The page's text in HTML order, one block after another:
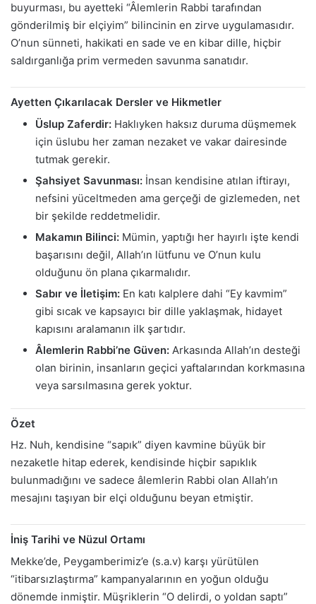
buyurması, bu ayetteki “Âlemlerin Rabbi tarafından
gönderilmiş bir elçiyim” bilincinin en zirve uygulamasıdır.
O’nun sünneti, hakikati en sade ve en kibar dille, hiçbir
saldırganlığa prim vermeden savunma sanatıdır.
Ayetten Çıkarılacak Dersler ve Hikmetler
Üslup Zaferdir: Haklıyken haksız duruma düşmemek
için üslubu her zaman nezaket ve vakar dairesinde
tutmak gerekir.
Şahsiyet Savunması: İnsan kendisine atılan iftirayı,
nefsini yüceltmeden ama gerçeği de gizlemeden, net
bir şekilde reddetmelidir.
Makamın Bilinci: Mümin, yaptığı her hayırlı işte kendi
başarısını değil, Allah’ın lütfunu ve O’nun kulu
olduğunu ön plana çıkarmalıdır.
Sabır ve İletişim: En katı kalplere dahi “Ey kavmim”
gibi sıcak ve kapsayıcı bir dille yaklaşmak, hidayet
kapısını aralamanın ilk şartıdır.
Âlemlerin Rabbi’ne Güven: Arkasında Allah’ın desteği
olan birinin, insanların geçici yaftalarından korkmasına
veya sarsılmasına gerek yoktur.
Özet
Hz. Nuh, kendisine “sapık” diyen kavmine büyük bir
nezaketle hitap ederek, kendisinde hiçbir sapıklık
bulunmadığını ve sadece âlemlerin Rabbi olan Allah’ın
mesajını taşıyan bir elçi olduğunu beyan etmiştir.
İniş Tarihi ve Nüzul Ortamı
Mekke’de, Peygamberimiz’e (s.a.v) karşı yürütülen
“itibarsızlaştırma” kampanyalarının en yoğun olduğu
dönemde inmiştir. Müşriklerin “O delirdi, o yoldan saptı”